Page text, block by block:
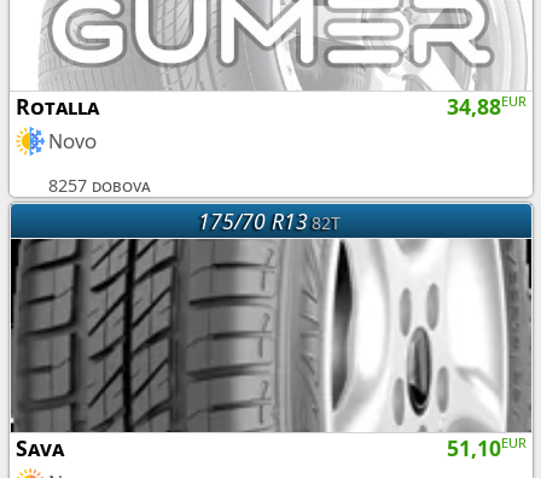
34,88EUR
Rotalla
Novo
8257 dobova
175/70 R1382T
51,10EUR
Sava